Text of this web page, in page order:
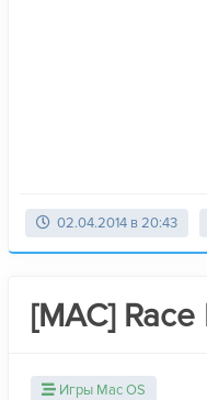
02.04.2014 в 20:43
[MAC]
Игры Mac OS